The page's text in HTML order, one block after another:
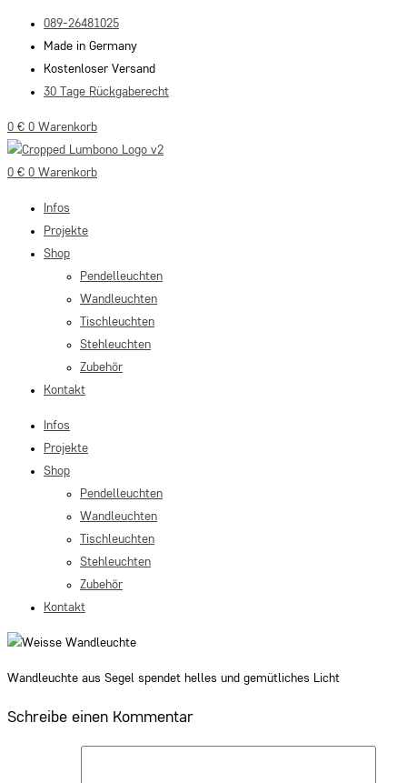
Inhalt
springen
089-26481025
Made in Germany
Kostenloser Versand
30 Tage Rückgaberecht
0 € 0 Warenkorb
0 € 0 Warenkorb
Infos
Projekte
Shop
Pendelleuchten
Wandleuchten
Tischleuchten
Stehleuchten
Zubehör
Kontakt
Infos
Projekte
Shop
Pendelleuchten
Wandleuchten
Tischleuchten
Stehleuchten
Zubehör
Kontakt
Wandleuchte aus Segel spendet helles und gemütliches Licht
Schreibe einen Kommentar